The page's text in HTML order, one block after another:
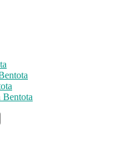
Bentota